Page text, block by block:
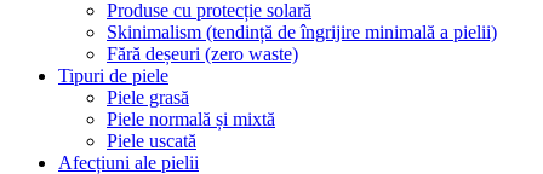
Produse cu protecție solară
Skinimalism (tendință de îngrijire minimală a pielii)
Fără deșeuri (zero waste)
Tipuri de piele
Piele grasă
Piele normală și mixtă
Piele uscată
Afecțiuni ale pielii